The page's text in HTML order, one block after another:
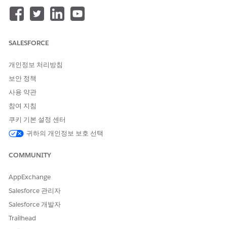
대출 또는 임대의 차량 및 이해당사자 시각화
를 표시합니다. 전속 대출 및 임대를 조회하는 서비스 담당자,
가능한 관계 센터(ARC) 그래프를 구성합니다.
개선을 위한 의견을 보내주세요.
SALESFORCE
개인정보 처리방침
보안 정책
사용 약관
참여 지침
쿠키 기본 설정 센터
귀하의 개인정보 보호 선택
COMMUNITY
AppExchange
Salesforce 관리자
Salesforce 개발자
Trailhead